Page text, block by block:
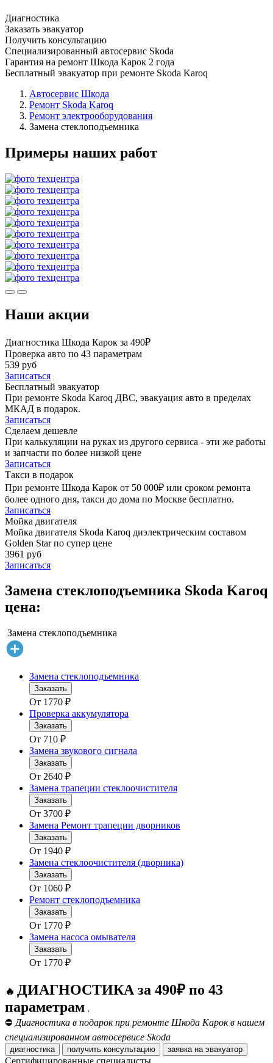
Диагностика
Заказать эвакуатор
Получить консультацию
Специализированный автосервис Skoda
Гарантия на ремонт Шкода Карок 2 года
Бесплатный эвакуатор при ремонте Skoda Karoq
Автосервис Шкода
Ремонт Skoda Karoq
Ремонт электрооборудования
Замена стеклоподъемника
Примеры наших работ
Наши акции
Диагностика Шкода Карок за 490₽
Проверка авто по 43 параметрам
539 руб
Записаться
Бесплатный эвакуатор
При ремонте Skoda Karoq ДВС, эвакуация авто в пределах
МКАД в подарок.
Записаться
Сделаем дешевле
При калькуляции на руках из другого сервиса - эти же работы
и запчасти по более низкой цене
Записаться
Такси в подарок
При ремонте Шкода Карок от 50 000₽ или сроком ремонта
более одного дня, такси до дома по Москве бесплатно.
Записаться
Мойка двигателя
Мойка двигателя Skoda Karoq диэлектрическим составом
Golden Star по супер цене
3961 руб
Записаться
Замена стеклоподъемника Skoda Karoq
цена:
Замена стеклоподъемника
Замена стеклоподъемника
Заказать
От 1770 ₽
Проверка аккумулятора
Заказать
От 710 ₽
Замена звукового сигнала
Заказать
От 2640 ₽
Замена трапеции стеклоочистителя
Заказать
От 3700 ₽
Замена Ремонт трапеции дворников
Заказать
От 1940 ₽
Замена стеклоочистителя (дворника)
Заказать
От 1060 ₽
Ремонт стеклоподъемника
Заказать
От 1770 ₽
Замена насоса омывателя
Заказать
От 1770 ₽
🔥 ДИАГНОСТИКА за 490₽ по 43
параметрам .
⛔ Диагностика в подарок при ремонте Шкода Карок в нашем
специализированном автосервисе Skoda
диагностика получить консультацию заявка на эвакуатор